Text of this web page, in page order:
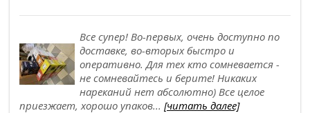
Все супер! Во-первых, очень доступно по
доставке, во-вторых быстро и
оперативно. Для тех кто сомневается -
не сомневайтесь и берите! Никаких
нареканий нет абсолютно) Все целое
приезжает, хорошо упаков... [читать далее]